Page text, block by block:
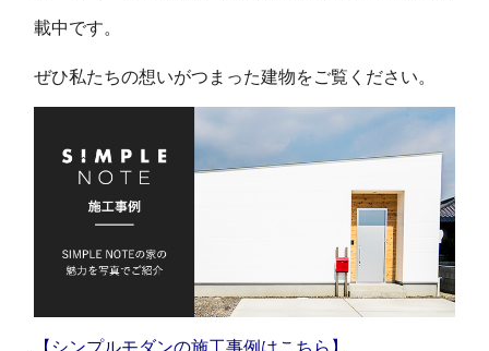
載中です。
ぜひ私たちの想いがつまった建物をご覧ください。
【シンプルモダンの施工事例はこちら】